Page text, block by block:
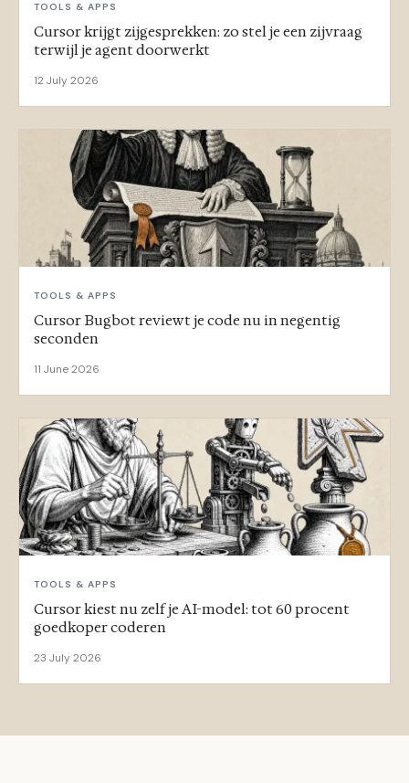
TOOLS & APPS
Cursor krijgt zijgesprekken: zo stel je een zijvraag
terwijl je agent doorwerkt
12 July 2026
TOOLS & APPS
Cursor Bugbot reviewt je code nu in negentig
seconden
11 June 2026
TOOLS & APPS
Cursor kiest nu zelf je AI-model: tot 60 procent
goedkoper coderen
23 July 2026